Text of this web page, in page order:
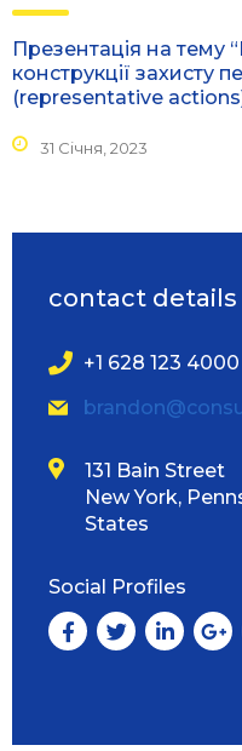
Презентація на тему
конструкції захисту
(representative
31 Січня, 2023
contact details
+1 628 123 4000
131 Bain Street
New York,
States
Social Profiles